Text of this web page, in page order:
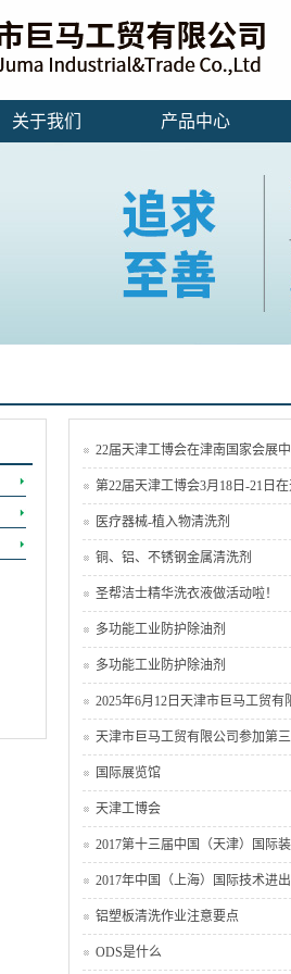
关于我们 产品中心
22届天津工博会在津南国家会展
第22届天津工博会3月18日-21日
医疗器械-植入物清洗剂
铜、铝、不锈钢金属清洗剂
圣帮洁士精华洗衣液做活动啦！
多功能工业防护除油剂
多功能工业防护除油剂
2025年6月12日天津市巨马工贸
天津市巨马工贸有限公司参加第
国际展览馆
天津工博会
2017第十三届中国（天津）国际
2017年中国（上海）国际技术进
铝塑板清洗作业注意要点
ODS是什么